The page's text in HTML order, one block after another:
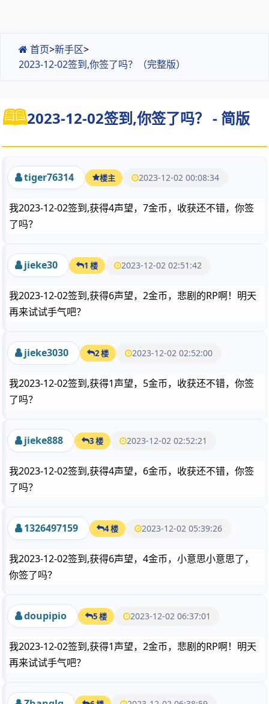
首页>新手区>
2023-12-02签到,你签了吗？（完整版）
2023-12-02签到,你签了吗？ - 简版
tiger76314 楼主 2023-12-02 00:08:34
我2023-12-02签到,获得4声望，7金币，收获还不错，你签
了吗？
jieke30 1 楼 2023-12-02 02:51:42
我2023-12-02签到,获得6声望，2金币，悲剧的RP啊！明天
再来试试手气吧？
jieke3030 2 楼 2023-12-02 02:52:00
我2023-12-02签到,获得1声望，5金币，收获还不错，你签
了吗？
jieke888 3 楼 2023-12-02 02:52:21
我2023-12-02签到,获得4声望，6金币，收获还不错，你签
了吗？
1326497159 4 楼 2023-12-02 05:39:26
我2023-12-02签到,获得6声望，4金币，小意思小意思了，
你签了吗？
doupipio 5 楼 2023-12-02 06:37:01
我2023-12-02签到,获得1声望，2金币，悲剧的RP啊！明天
再来试试手气吧？